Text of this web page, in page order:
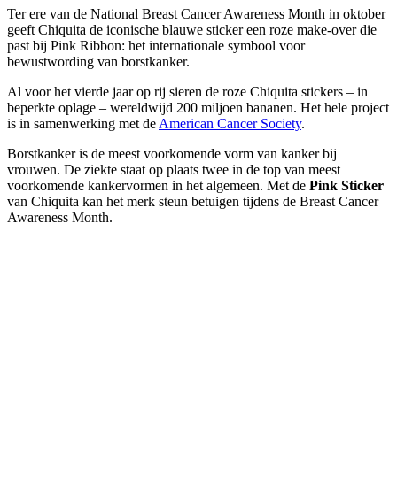
Ter ere van de National Breast Cancer Awareness Month in oktober
geeft Chiquita de iconische blauwe sticker een roze make-over die
past bij Pink Ribbon: het internationale symbool voor
bewustwording van borstkanker.
Al voor het vierde jaar op rij sieren de roze Chiquita stickers – in
beperkte oplage – wereldwijd 200 miljoen bananen. Het hele project
is in samenwerking met de American Cancer Society.
Borstkanker is de meest voorkomende vorm van kanker bij
vrouwen. De ziekte staat op plaats twee in de top van meest
voorkomende kankervormen in het algemeen. Met de Pink Sticker
van Chiquita kan het merk steun betuigen tijdens de Breast Cancer
Awareness Month.